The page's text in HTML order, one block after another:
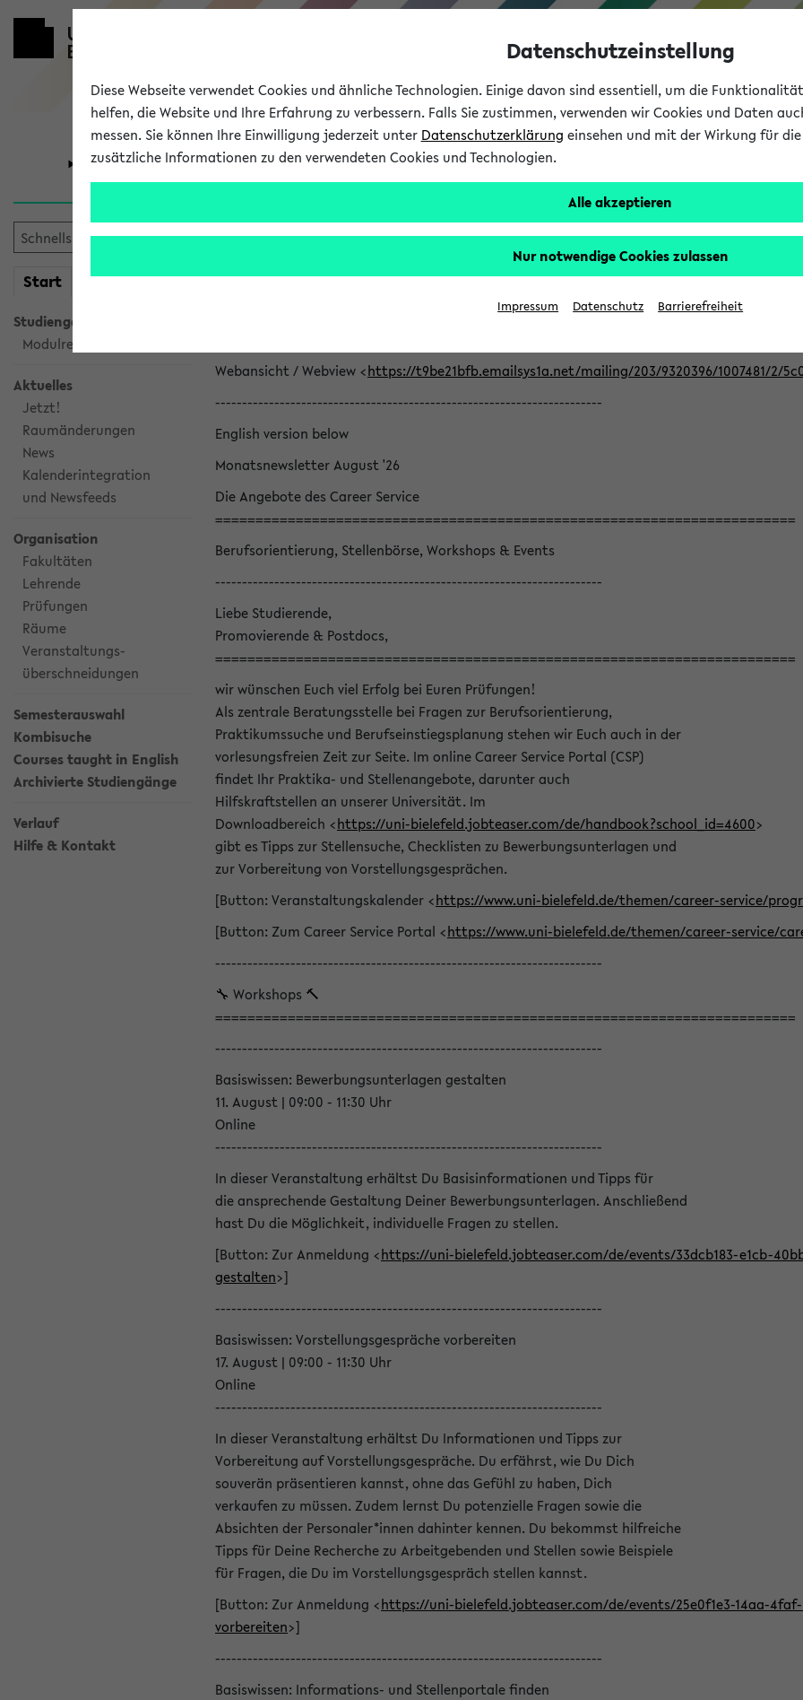
Universität Forschung Studium
Start meineKVV
Studiengangsauswahl
Modulrecherche
Aktuelles
Jetzt!
Raumänderungen
News
Kalenderintegration
und Newsfeeds
Organisation
Fakultäten
Lehrende
Prüfungen
Räume
Veranstaltungs-
überschneidungen
Semesterauswahl
Kombisuche
Courses taught in English
Archivierte Studiengänge
Verlauf
Hilfe & Kontakt
eKVV News
👉 Neue Angebote zur Berufsorientierung an der
Webansicht / Webview <https://t9be21bfb.emailsys1a.net/mailing/203/9320396/1007481/2/
------------------------------------------------------------------------
English version below
Monatsnewsletter August '26
Die Angebote des Career Service
========================================================================
Berufsorientierung, Stellenbörse, Workshops & Events
------------------------------------------------------------------------
Liebe Studierende,
Promovierende & Postdocs,
========================================================================
wir wünschen Euch viel Erfolg bei Euren Prüfungen!
Als zentrale Beratungsstelle bei Fragen zur Berufsorientierung,
Praktikumssuche und Berufseinstiegsplanung stehen wir Euch auch in der
vorlesungsfreien Zeit zur Seite. Im online Career Service Portal (CSP)
findet Ihr Praktika- und Stellenangebote, darunter auch
Hilfskraftstellen an unserer Universität. Im
Downloadbereich <https://uni-bielefeld.jobteaser.com/de/handbook?school_id=4600>
gibt es Tipps zur Stellensuche, Checklisten zu Bewerbungsunterlagen und
zur Vorbereitung von Vorstellungsgesprächen.
[Button: Veranstaltungskalender <https://www.uni-bielefeld.de/themen/career-service/
[Button: Zum Career Service Portal <https://www.uni-bielefeld.de/themen/career-service/
------------------------------------------------------------------------
🔧 Workshops 🔨
========================================================================
------------------------------------------------------------------------
Basiswissen: Bewerbungsunterlagen gestalten
11. August | 09:00 - 11:30 Uhr
Online
------------------------------------------------------------------------
In dieser Veranstaltung erhältst Du Basisinformationen und Tipps für
die ansprechende Gestaltung Deiner Bewerbungsunterlagen. Anschließend
hast Du die Möglichkeit, individuelle Fragen zu stellen.
[Button: Zur Anmeldung <https://uni-bielefeld.jobteaser.com/de/events/33dcb183-e1cb-
gestalten>]
------------------------------------------------------------------------
Basiswissen: Vorstellungsgespräche vorbereiten
17. August | 09:00 - 11:30 Uhr
Online
------------------------------------------------------------------------
In dieser Veranstaltung erhältst Du Informationen und Tipps zur
Vorbereitung auf Vorstellungsgespräche. Du erfährst, wie Du Dich
souverän präsentieren kannst, ohne das Gefühl zu haben, Dich
verkaufen zu müssen. Zudem lernst Du potenzielle Fragen sowie die
Absichten der Personaler*innen dahinter kennen. Du bekommst hilfreiche
Tipps für Deine Recherche zu Arbeitgebenden und Stellen sowie Beispiele
für Fragen, die Du im Vorstellungsgespräch stellen kannst.
[Button: Zur Anmeldung <https://uni-bielefeld.jobteaser.com/de/events/25e0f1e3-14aa-
vorbereiten>]
------------------------------------------------------------------------
Basiswissen: Informations- und Stellenportale finden
Datenschutzeinstellung
Diese Webseite verwendet Cookies und ähnliche Technologien. Einige davon sind essentiell, um die
helfen, die Website und Ihre Erfahrung zu verbessern. Falls Sie zustimmen, verwenden wir Cookies und Daten
messen. Sie können Ihre Einwilligung jederzeit unter Datenschutzerklärung einsehen und mit der Wirkung für
zusätzliche Informationen zu den verwendeten Cookies und Technologien.
Alle akzeptieren
Nur notwendige Cookies zulassen
Impressum Datenschutz Barrierefreiheit